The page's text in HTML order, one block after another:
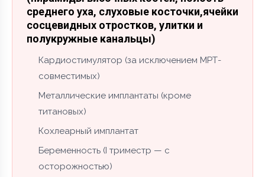
среднего уха, слуховые косточки,ячейки
сосцевидных отростков, улитки и
полукружные канальцы)
Кардиостимулятор (за исключением МРТ-
совместимых)
Металлические имплантаты (кроме
титановых)
Кохлеарный имплантат
Беременность (I триместр — с
осторожностью)